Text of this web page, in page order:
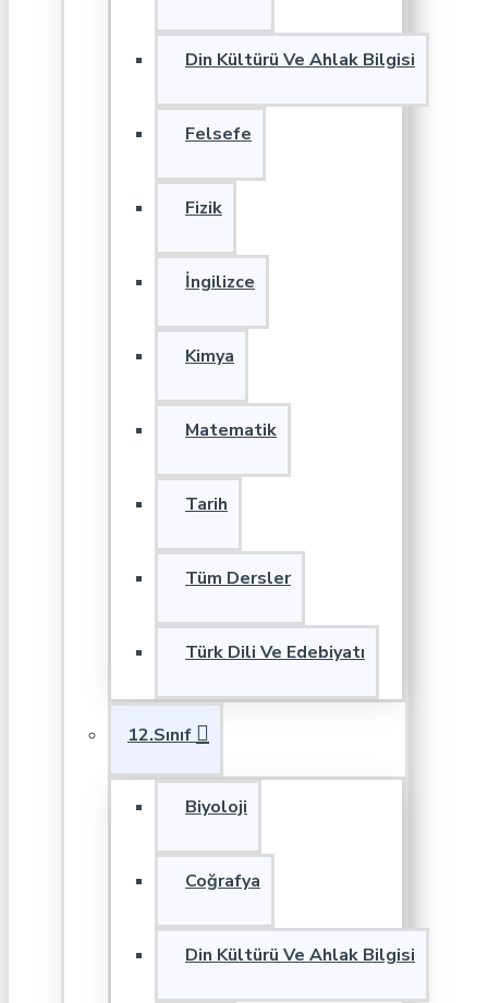
Din Kültürü Ve Ahlak Bilgisi
Felsefe
Fizik
İngilizce
Kimya
Matematik
Tarih
Tüm Dersler
Türk Dili Ve Edebiyatı
12.Sınıf
Biyoloji
Coğrafya
Din Kültürü Ve Ahlak Bilgisi